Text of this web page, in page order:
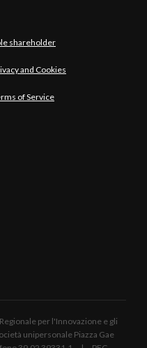
shareholder
and Cookies
of Service
per l'Innovazione e gli
unipersonale Piazza Gae